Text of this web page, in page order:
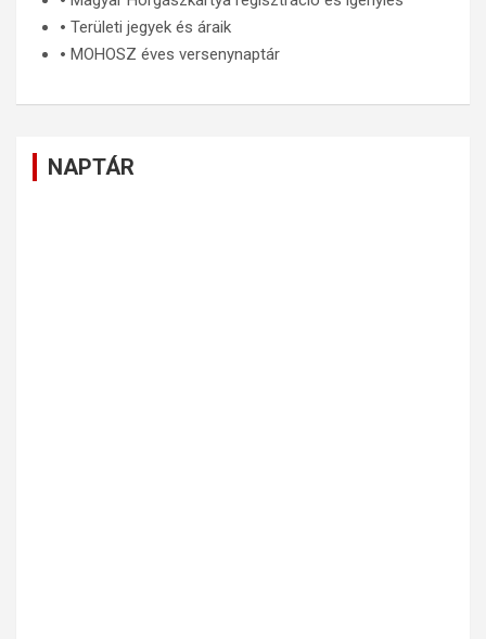
🞄 Területi jegyek és áraik
🞄 MOHOSZ éves versenynaptár
NAPTÁR